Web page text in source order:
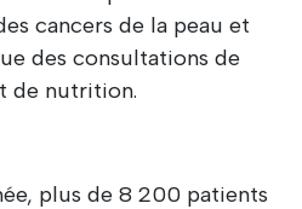
cancers de la peau et
des consultations de
de nutrition.
plus de 8 200 patients